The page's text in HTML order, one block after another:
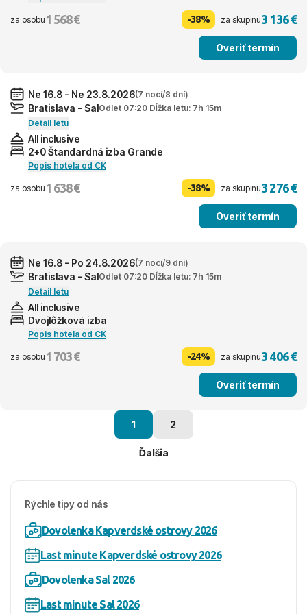
za osobu 1 568 € -38% za skupinu3 136 €
Overiť termín
Ne 16.8 - Ne 23.8.2026(7 nocí/8 dní)
Bratislava - SalOdlet 07:20 Dĺžka letu: 7h 15m
Detail letu
All inclusive
2+0 Štandardná izba Grande
Popis hotela od CK
za osobu 1 638 € -38% za skupinu3 276 €
Overiť termín
Ne 16.8 - Po 24.8.2026(7 nocí/9 dní)
Bratislava - SalOdlet 07:20 Dĺžka letu: 7h 15m
Detail letu
All inclusive
Dvojlôžková izba
Popis hotela od CK
za osobu 1 703 € -24% za skupinu3 406 €
Overiť termín
1 2
Ďalšia
Rýchle tipy od nás
Dovolenka Kapverdské ostrovy 2026
Last minute Kapverdské ostrovy 2026
Dovolenka Sal 2026
Last minute Sal 2026